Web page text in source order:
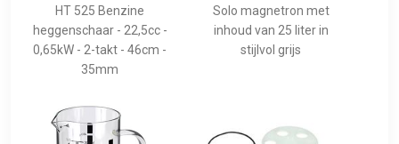
HT 525 Benzine
heggenschaar - 22,5cc -
0,65kW - 2-takt - 46cm -
35mm
Solo magnetron met
inhoud van 25 liter in
stijlvol grijs